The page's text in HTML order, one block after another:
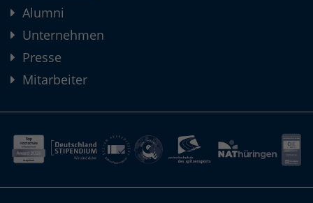
Alumni
Unternehmen
Presse
Mitarbeiter